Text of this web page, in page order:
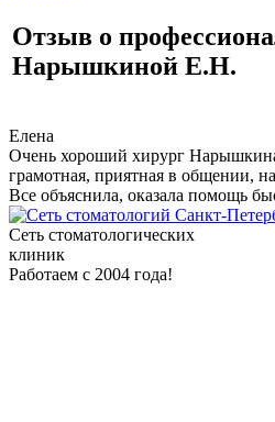
звонок
Отзыв о
Нарышкиной Е.Н.
Елена
Очень хороший хирург
грамотная, приятная в общении,
Все объяснила, оказала помощь
Сеть стоматологических
клиник
Работаем с 2004 года!